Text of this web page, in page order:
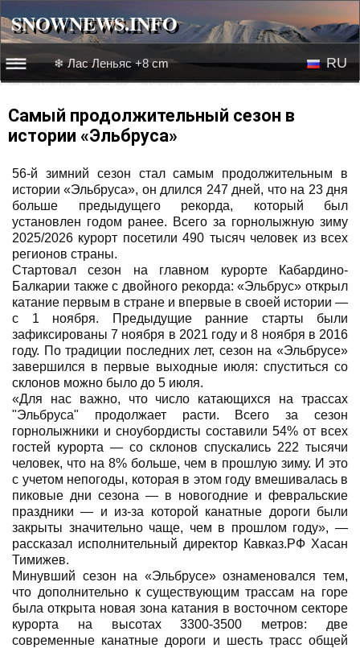
SNOWNEWS.INFO
☰☰
Веб-камеры
Лыжное видео
❄ Лас Леньяс +8 cm RU
Самый продолжительный сезон в
истории «Эльбруса»
56-й зимний сезон стал самым продолжительным в
истории «Эльбруса», он длился 247 дней, что на 23 дня
больше предыдущего рекорда, который был
установлен годом ранее. Всего за горнолыжную зиму
2025/2026 курорт посетили 490 тысяч человек из всех
регионов страны.
Стартовал сезон на главном курорте Кабардино-
Балкарии также с двойного рекорда: «Эльбрус» открыл
катание первым в стране и впервые в своей истории —
с 1 ноября. Предыдущие ранние старты были
зафиксированы 7 ноября в 2021 году и 8 ноября в 2016
году. По традиции последних лет, сезон на «Эльбрусе»
завершился в первые выходные июля: спуститься со
склонов можно было до 5 июля.
«Для нас важно, что число катающихся на трассах
"Эльбруса" продолжает расти. Всего за сезон
горнолыжники и сноубордисты составили 54% от всех
гостей курорта — со склонов спускались 222 тысячи
человек, что на 8% больше, чем в прошлую зиму. И это
с учетом непогоды, которая в этом году вмешивалась в
пиковые дни сезона — в новогодние и февральские
праздники — и из-за которой канатные дороги были
закрыты значительно чаще, чем в прошлом году», —
рассказал исполнительный директор Кавказ.РФ Хасан
Тимижев.
Минувший сезон на «Эльбрусе» ознаменовался тем,
что дополнительно к существующим трассам на горе
была открыта новая зона катания в восточном секторе
курорта на высотах 3300-3500 метров: две
современные канатные дороги и шесть трасс общей